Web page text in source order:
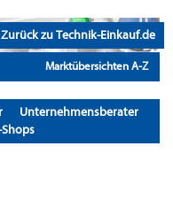
Zurück zu Technik-Einkauf.de
Marktübersichten A-Z
Unternehmensberater